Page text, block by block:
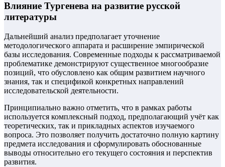
Влияние Тургенева на развитие русской
литературы
Дальнейший анализ предполагает уточнение
методологического аппарата и расширение эмпирической
базы исследования. Современные подходы к рассматриваемой
проблематике демонстрируют существенное многообразие
позиций, что обусловлено как общим развитием научного
знания, так и спецификой конкретных направлений
исследовательской деятельности.
Принципиально важно отметить, что в рамках работы
используется комплексный подход, предполагающий учёт как
теоретических, так и прикладных аспектов изучаемого
вопроса. Это позволяет получить достаточно полную картину
предмета исследования и сформулировать обоснованные
выводы относительно его текущего состояния и перспектив
развития.